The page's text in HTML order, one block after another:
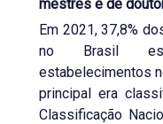
mestres e de
Em 2021, 37,8%
no Brasil
estabelecimentos
principal era
Classificação